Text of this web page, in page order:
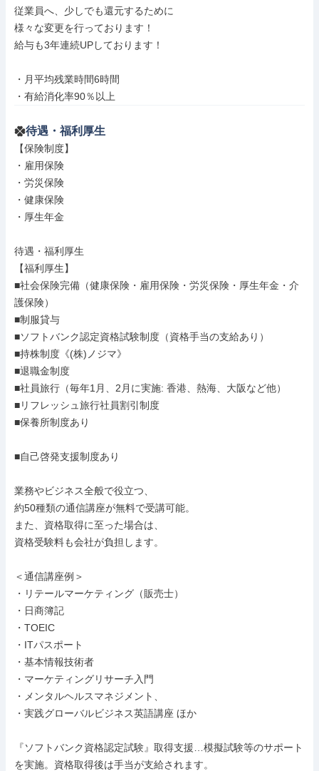
従業員へ、少しでも還元するために
様々な変更を行っております！
給与も3年連続UPしております！
・月平均残業時間6時間
・有給消化率90％以上
待遇・福利厚生
【保険制度】
・雇用保険
・労災保険
・健康保険
・厚生年金
待遇・福利厚生
【福利厚生】
■社会保険完備（健康保険・雇用保険・労災保険・厚生年金・介
護保険）
■制服貸与
■ソフトバンク認定資格試験制度（資格手当の支給あり）
■持株制度《(株)ノジマ》
■退職金制度
■社員旅行（毎年1月、2月に実施: 香港、熱海、大阪など他）
■リフレッシュ旅行社員割引制度
■保養所制度あり
■自己啓発支援制度あり
業務やビジネス全般で役立つ、
約50種類の通信講座が無料で受講可能。
また、資格取得に至った場合は、
資格受験料も会社が負担します。
＜通信講座例＞
・リテールマーケティング（販売士）
・日商簿記
・TOEIC
・ITパスポート
・基本情報技術者
・マーケティングリサーチ入門
・メンタルヘルスマネジメント、
・実践グローバルビジネス英語講座 ほか
『ソフトバンク資格認定試験』取得支援…模擬試験等のサポート
を実施。資格取得後は手当が支給されます。